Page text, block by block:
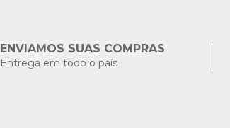
ENVIAMOS SUAS COMPRAS
Entrega em todo o país